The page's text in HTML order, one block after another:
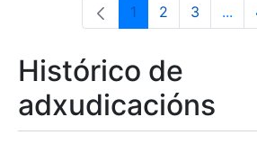
Páxina
1 Páxina
2 Páxina
3 ...
Histórico de
adxudicacións